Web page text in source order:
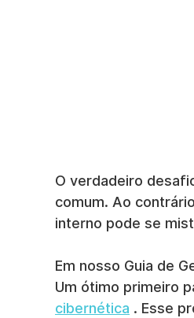
O verdadeiro
comum. Ao
interno pode se
Em nosso Guia de
Um ótimo primeiro
cibernética . Esse